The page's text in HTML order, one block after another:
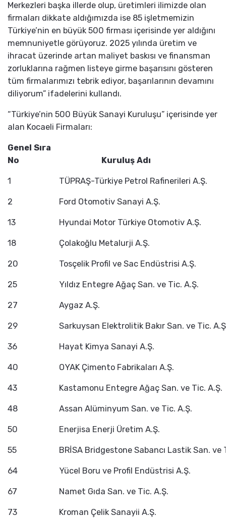
Merkezleri başka illerde olup, üretimleri ilimizde olan
firmaları dikkate aldığımızda ise 85 işletmemizin
Türkiye’nin en büyük 500 firması içerisinde yer aldığını
memnuniyetle görüyoruz. 2025 yılında üretim ve
ihracat üzerinde artan maliyet baskısı ve finansman
zorluklarına rağmen listeye girme başarısını gösteren
tüm firmalarımızı tebrik ediyor, başarılarının devamını
diliyorum” ifadelerini kullandı.
“Türkiye’nin 500 Büyük Sanayi Kuruluşu” içerisinde yer
alan Kocaeli Firmaları:
Genel Sıra
No
Kuruluş Adı
1 TÜPRAŞ-Türkiye Petrol Rafinerileri A.Ş.
2 Ford Otomotiv Sanayi A.Ş.
13 Hyundai Motor Türkiye Otomotiv A.Ş.
18 Çolakoğlu Metalurji A.Ş.
20 Tosçelik Profil ve Sac Endüstrisi A.Ş.
25 Yıldız Entegre Ağaç San. ve Tic. A.Ş.
27 Aygaz A.Ş.
29 Sarkuysan Elektrolitik Bakır San. ve Tic.
36 Hayat Kimya Sanayi A.Ş.
40 OYAK Çimento Fabrikaları A.Ş.
43 Kastamonu Entegre Ağaç San. ve Tic. A.Ş.
48 Assan Alüminyum San. ve Tic. A.Ş.
50 Enerjisa Enerji Üretim A.Ş.
55 BRİSA Bridgestone Sabancı Lastik San. ve
64 Yücel Boru ve Profil Endüstrisi A.Ş.
67 Namet Gıda San. ve Tic. A.Ş.
73 Kroman Çelik Sanayii A.Ş.